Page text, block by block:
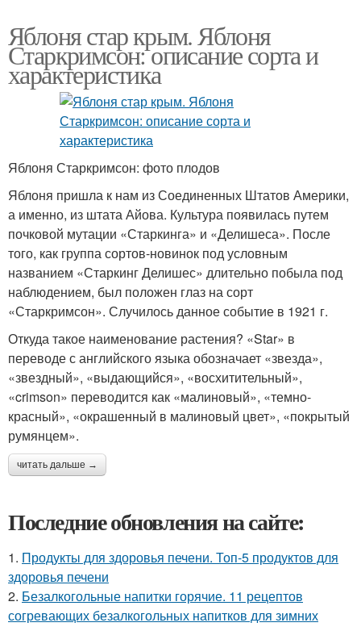
Яблоня стар крым. Яблоня
Старкримсон: описание сорта и
характеристика
Яблоня Старкримсон: фото плодов
Яблоня пришла к нам из Соединенных Штатов Америки,
а именно, из штата Айова. Культура появилась путем
почковой мутации «Старкинга» и «Делишеса». После
того, как группа сортов-новинок под условным
названием «Старкинг Делишес» длительно побыла под
наблюдением, был положен глаз на сорт
«Старкримсон». Случилось данное событие в 1921 г.
Откуда такое наименование растения? «Star» в
переводе с английского языка обозначает «звезда»,
«звездный», «выдающийся», «восхитительный»,
«crimson» переводится как «малиновый», «темно-
красный», «окрашенный в малиновый цвет», «покрытый
румянцем».
читать дальше →
Последние обновления на сайте:
1. Продукты для здоровья печени. Топ-5 продуктов для
здоровья печени
2. Безалкогольные напитки горячие. 11 рецептов
согревающих безалкогольных напитков для зимних